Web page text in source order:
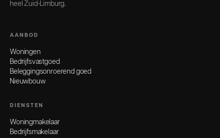
heel Zuid-Limburg.
AANBOD
Woningen
Bedrijfsvastgoed
Beleggingsonroerend goed
Nieuwbouw
DIENSTEN
Woningmakelaar
Bedrijfsmakelaar